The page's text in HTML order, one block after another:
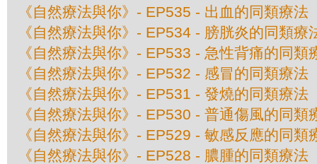
《自然療法與你》- EP535 - 出血的同類療法
《自然療法與你》- EP534 - 膀胱炎的同類療
《自然療法與你》- EP533 - 急性背痛的同類
《自然療法與你》- EP532 - 感冒的同類療法
《自然療法與你》- EP531 - 發燒的同類療法
《自然療法與你》- EP530 - 普通傷風的同類
《自然療法與你》- EP529 - 敏感反應的同類
《自然療法與你》- EP528 - 膿腫的同類療法